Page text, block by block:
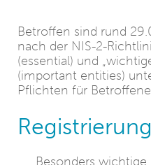
Betroffen sind rund
nach der NIS-2-
(essential) und
(important entities)
Pflichten für
„Besonders